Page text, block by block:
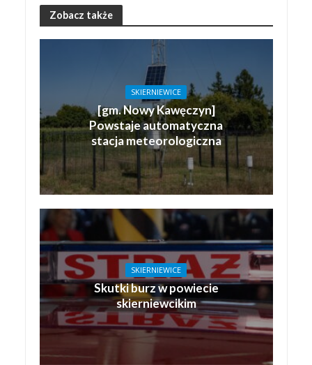
Zobacz także
SKIERNIEWICE
[gm. Nowy Kawęczyn]
Powstaje automatyczna
stacja meteorologiczna
SKIERNIEWICE
Skutki burz w powiecie
skierniewcikim